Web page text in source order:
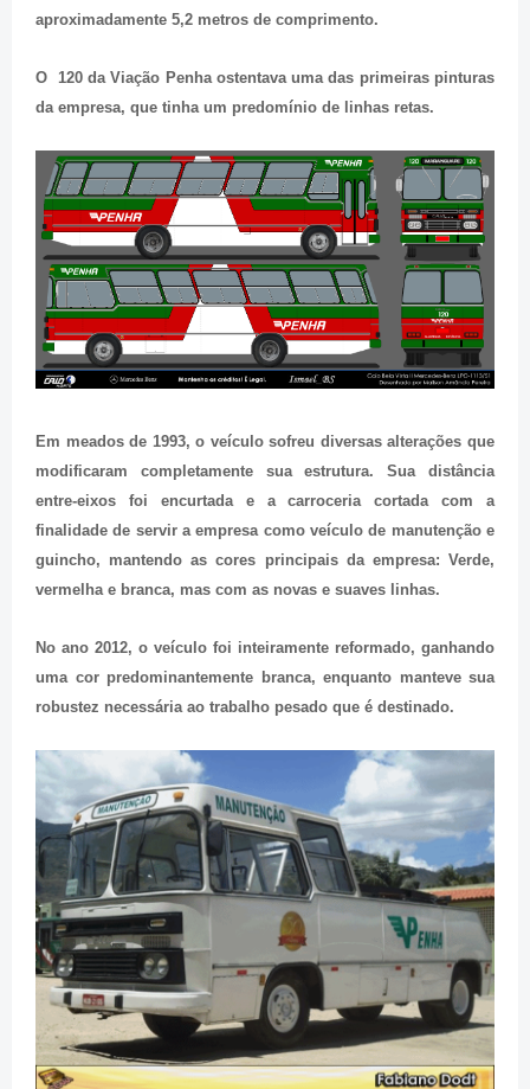
aproximadamente 5,2 metros de comprimento.
O 120 da Viação Penha ostentava uma das primeiras pinturas
da empresa, que tinha um predomínio de linhas retas.
Em meados de 1993, o veículo sofreu diversas alterações que
modificaram completamente sua estrutura. Sua distância
entre-eixos foi encurtada e a carroceria cortada com a
finalidade de servir a empresa como veículo de manutenção e
guincho, mantendo as cores principais da empresa: Verde,
vermelha e branca, mas com as novas e suaves linhas.
No ano 2012, o veículo foi inteiramente reformado, ganhando
uma cor predominantemente branca, enquanto manteve sua
robustez necessária ao trabalho pesado que é destinado.